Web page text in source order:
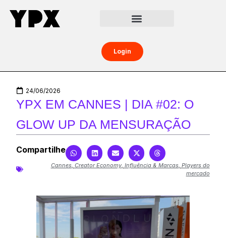
Login
24/06/2026
YPX EM CANNES | DIA #02: O
GLOW UP DA MENSURAÇÃO
Compartilhe
Cannes, Creator Economy, Influência & Marcas, Players do
mercado